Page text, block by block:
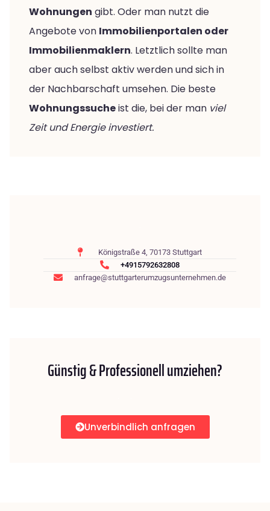
Wohnungen gibt. Oder man nutzt die
Angebote von Immobilienportalen oder
Immobilienmaklern. Letztlich sollte man
aber auch selbst aktiv werden und sich in
der Nachbarschaft umsehen. Die beste
Wohnungssucheist die, bei der man viel
Zeit und Energie investiert.
Königstraße 4, 70173 Stuttgart
+4915792632808
anfrage@stuttgarterumzugsunternehmen.de
Günstig & Professionell umziehen?
Unverbindlich anfragen